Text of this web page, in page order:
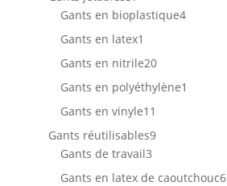
produits
Gants en bioplastique44
Gants en latex1
produit
Gants en nitrile2020
produits
Gants en polyéthylène1
Gants en vinyle11
Gants réutilisables99
Gants de travail33
produits
Gants en latex de caoutchouc66